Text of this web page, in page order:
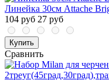
Линейка 30см Attache
104 руб 27 руб
Купить
Сравнить